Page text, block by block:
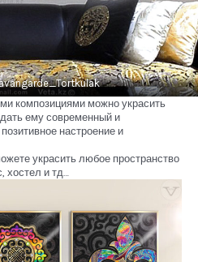
композициями можно украсить
ему современный и
настроение и
украсить любое пространство
хостел и тд…